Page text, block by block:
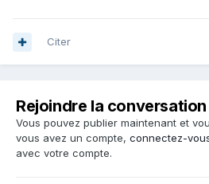
Citer
Rejoindre la conversation
Vous pouvez publier maintenant et
vous avez un compte, connectez-
avec votre compte.